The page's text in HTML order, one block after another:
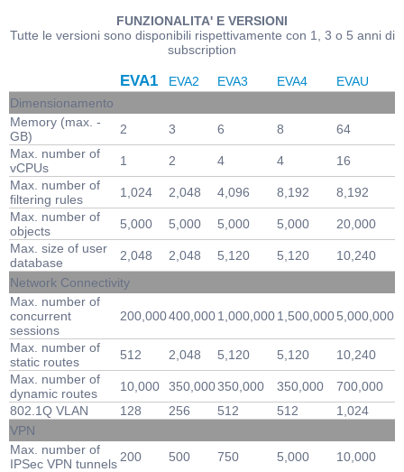
FUNZIONALITA' E VERSIONI
Tutte le versioni sono disponibili rispettivamente con 1, 3 o 5 anni di
subscription
EVA1 EVA2 EVA3 EVA4
EVAU
Dimensionamento
Memory (max. -
GB)
2 3 6 8
64
Max. number of
vCPUs
1 2 4 4
16
Max. number of
filtering rules
1,024 2,048 4,096 8,192
8,192
Max. number of
objects
5,000 5,000 5,000 5,000
20,000
Max. size of user
database
2,048 2,048 5,120 5,120
10,240
Network Connectivity
Max. number of
concurrent
sessions
200,000400,0001,000,0001,500,0005,000,000
Max. number of
static routes
512 2,048 5,120 5,120
10,240
Max. number of
dynamic routes
10,000 350,000350,000 350,000
700,000
802.1Q VLAN
128 256 512 512
1,024
VPN
Max. number of
IPSec VPN tunnels 200 500 750 5,000
10,000